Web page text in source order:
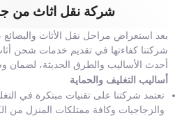
شركة نقل اثاث من
بعد استعراض مراحل نقل الأثاث والبضائع
شركتنا كفاءتها في تقديم خدمات شحن
أحدث الأساليب والطرق الحديثة، لضمان
أساليب التغليف والحماية
تعتمد شركتنا على تقنيات مبتكرة في
والزجاجيات وكافة ممتلكات المنزل من